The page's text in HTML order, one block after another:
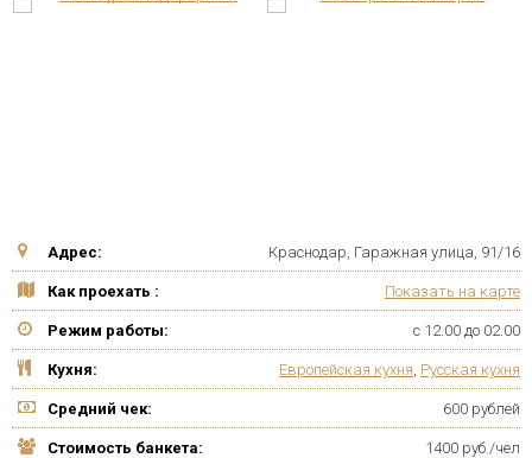
Адрес: Краснодар, Гаражная улица, 91/16
Как проехать : Показать на карте
Режим работы: с 12.00 до 02.00
Кухня: Европейская кухня Русская кухня
Средний чек: 600 рублей
Стоимость банкета: 1400 руб./чел